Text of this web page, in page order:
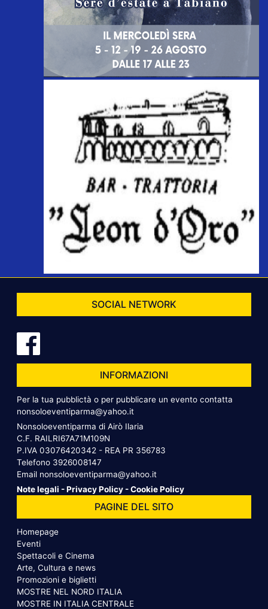
SOCIAL NETWORK
INFORMAZIONI
Per la tua pubblictà o per pubblicare un evento contatta
nonsoloeventiparma@yahoo.it
Nonsoloeventiparma di Airò Ilaria
C.F. RAILRI67A71M109N
P.IVA 03076420342 - REA PR 356783
Telefono 3926008147
Email nonsoloeventiparma@yahoo.it
Note legali -Privacy Policy -Cookie Policy
PAGINE DEL SITO
Homepage
Eventi
Spettacoli e Cinema
Arte, Cultura e news
Promozioni e biglietti
MOSTRE NEL NORD ITALIA
MOSTRE IN ITALIA CENTRALE